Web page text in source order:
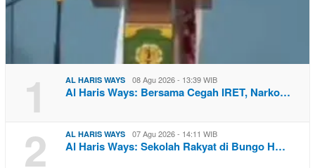
1 AL HARIS WAYS 08 Agu 2026 - 13:39 WIB
Al Haris Ways: Bersama Cegah IRET, Narko…
2 AL HARIS WAYS 07 Agu 2026 - 14:11 WIB
Al Haris Ways: Sekolah Rakyat di Bungo H…